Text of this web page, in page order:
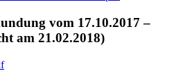
vom 17.10.2017 –
am 21.02.2018)